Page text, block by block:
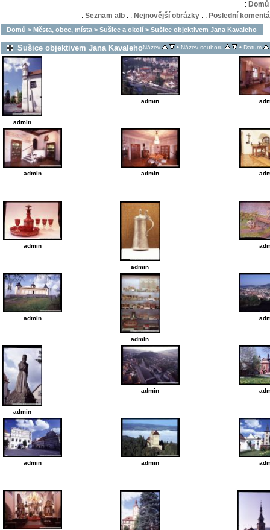
: Domů
: Seznam alb: : Nejnovější obrázky: : Poslední
Domů > Města, obce, místa > Sušice a okolí > Sušice objektivem Jana Kavaleho
Sušice objektivem Jana KavalehoNázev • Název souboru • Datum
admin
admin
admin admin
admin
admin
admin
admin
admin
admin
admin admin